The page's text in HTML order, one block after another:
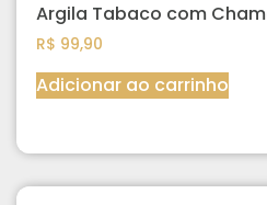
Argila Tabaco com
R$ 99,90
Adicionar ao carrinho